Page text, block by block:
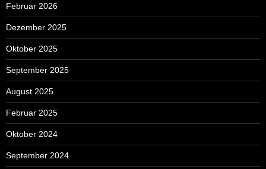
Februar 2026
Dezember 2025
Oktober 2025
September 2025
August 2025
Februar 2025
Oktober 2024
September 2024